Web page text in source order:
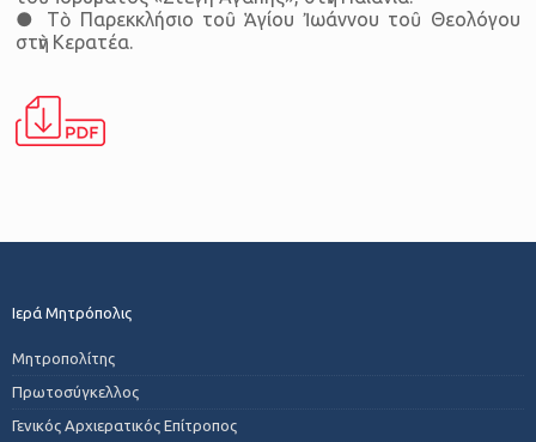
● Tὸ Παρεκκλήσιο τοῦ Ἁγίου Ἰωάννου τοῦ Θεολόγου
στὴν Κερατέα.
Ιερά Μητρόπολις
Μητροπολίτης
Πρωτοσύγκελλος
Γενικός Αρχιερατικός Επίτροπος